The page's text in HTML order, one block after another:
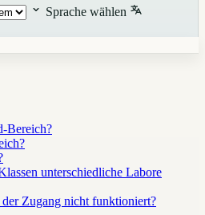
Sprache wählen
Bereich?
unterschiedliche Labore
Zugang nicht funktioniert?